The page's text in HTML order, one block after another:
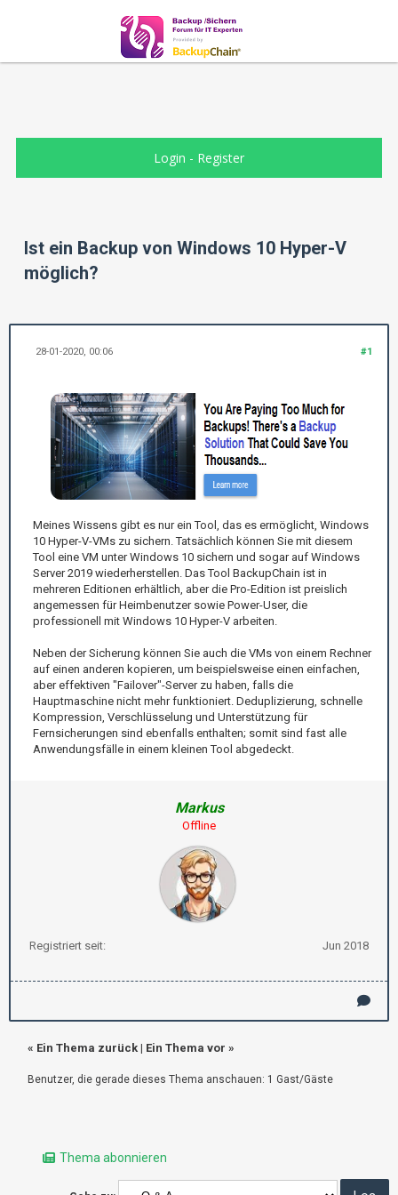
Login - Register
Ist ein Backup von Windows 10 Hyper-V
möglich?
#1
28-01-2020, 00:06
Meines Wissens gibt es nur ein Tool, das es ermöglicht, Windows
10 Hyper-V-VMs zu sichern. Tatsächlich können Sie mit diesem
Tool eine VM unter Windows 10 sichern und sogar auf Windows
Server 2019 wiederherstellen. Das Tool BackupChain ist in
mehreren Editionen erhältlich, aber die Pro-Edition ist preislich
angemessen für Heimbenutzer sowie Power-User, die
professionell mit Windows 10 Hyper-V arbeiten.
Neben der Sicherung können Sie auch die VMs von einem Rechner
auf einen anderen kopieren, um beispielsweise einen einfachen,
aber effektiven "Failover"-Server zu haben, falls die
Hauptmaschine nicht mehr funktioniert. Deduplizierung, schnelle
Kompression, Verschlüsselung und Unterstützung für
Fernsicherungen sind ebenfalls enthalten; somit sind fast alle
Anwendungsfälle in einem kleinen Tool abgedeckt.
Markus
Offline
Registriert seit: Jun 2018
« Ein Thema zurück | Ein Thema vor »
Benutzer, die gerade dieses Thema anschauen: 1 Gast/Gäste
Thema abonnieren